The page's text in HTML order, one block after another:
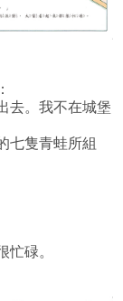
去。我不在城堡
七隻青蛙所組
碌。